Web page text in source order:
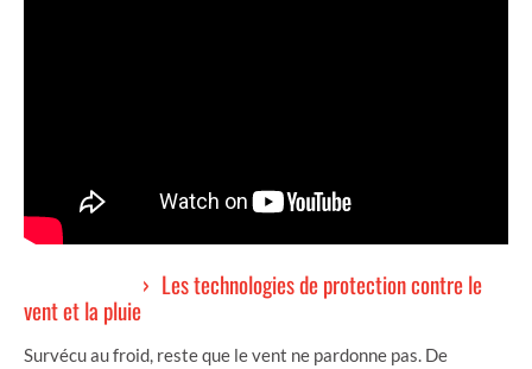
Les technologies de protection contre le
vent et la pluie
Survécu au froid, reste que le vent ne pardonne pas. De